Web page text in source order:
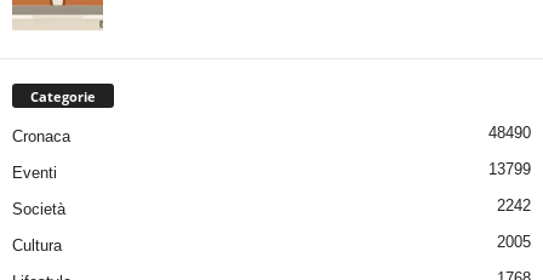
Categorie
Cronaca 48490
Eventi 13799
Società 2242
Cultura 2005